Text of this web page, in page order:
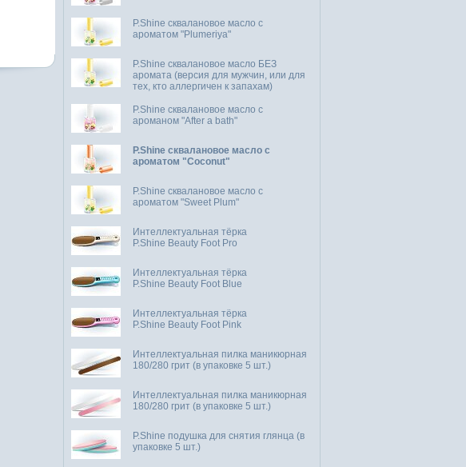
P.Shine сквалановое масло с
ароматом "Plumeriya"
P.Shine сквалановое масло БЕЗ
аромата (версия для мужчин, или для
тех, кто аллергичен к запахам)
P.Shine сквалановое масло с
ароманом "After a bath"
P.Shine сквалановое масло с
ароматом "Coconut"
P.Shine сквалановое масло с
ароматом "Sweet Plum"
Интеллектуальная тёрка
P.Shine Beauty Foot Pro
Интеллектуальная тёрка
P.Shine Beauty Foot Blue
Интеллектуальная тёрка
P.Shine Beauty Foot Pink
Интеллектуальная пилка маникюрная
180/280 грит (в упаковке 5 шт.)
Интеллектуальная пилка маникюрная
180/280 грит (в упаковке 5 шт.)
P.Shine подушка для снятия глянца (в
упаковке 5 шт.)